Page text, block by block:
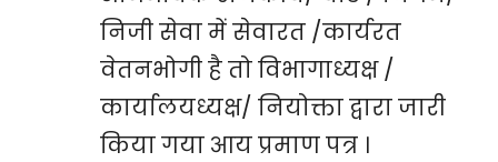
निजी सेवा में सेवारत /कार्यरत
वेतनभोगी है तो विभागाध्यक्ष /
कार्यालयध्यक्ष/ नियोक्ता द्वारा जारी
किया गया आय प्रमाण पत्र ।